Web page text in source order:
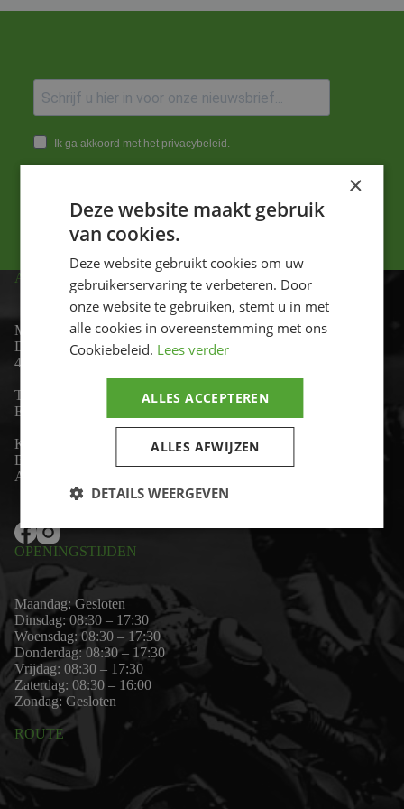
Ik ga akkoord met het privacybeleid.
ADRES
Motor-id
De Lind 17
4841 KC Prinsenbeek
Telefoon:
+31 (0)76 - 54 11 888
Email:
K.v.K: 80530338
B.T.W-nummer: NL861703947B01
Algemene voorwaarden
OPENINGSTIJDEN
Maandag: Gesloten
Dinsdag: 08:30 – 17:30
Woensdag: 08:30 – 17:30
Donderdag: 08:30 – 17:30
Vrijdag: 08:30 – 17:30
Zaterdag: 08:30 – 16:00
Zondag: Gesloten
ROUTE
×
Deze website maakt gebruik
van cookies.
Deze website gebruikt cookies om uw
gebruikerservaring te verbeteren. Door
onze website te gebruiken, stemt u in met
alle cookies in overeenstemming met ons
Cookiebeleid. Lees verder
ALLES ACCEPTEREN
ALLES AFWIJZEN
DETAILS WEERGEVEN